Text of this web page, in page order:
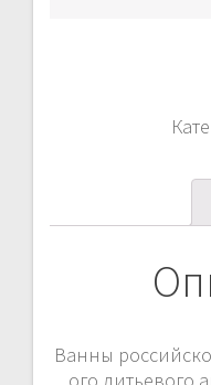
Ванны
ого литьевого